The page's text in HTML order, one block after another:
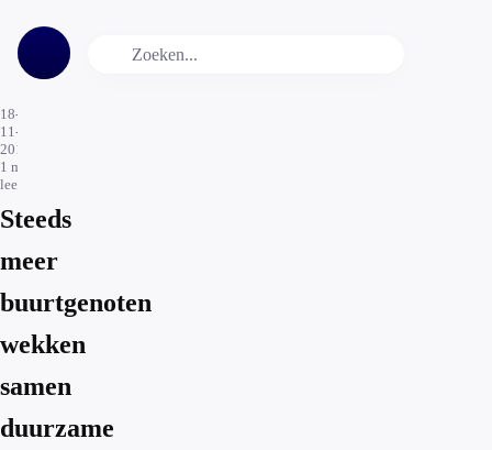
18-
11-
2016
1 min.
leestijd
Steeds
meer
buurtgenoten
wekken
samen
duurzame